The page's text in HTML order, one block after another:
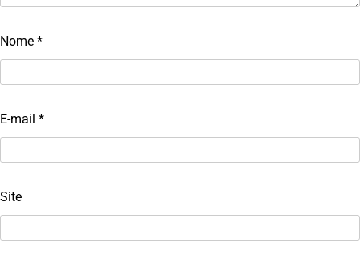
Nome *
E-mail *
Site